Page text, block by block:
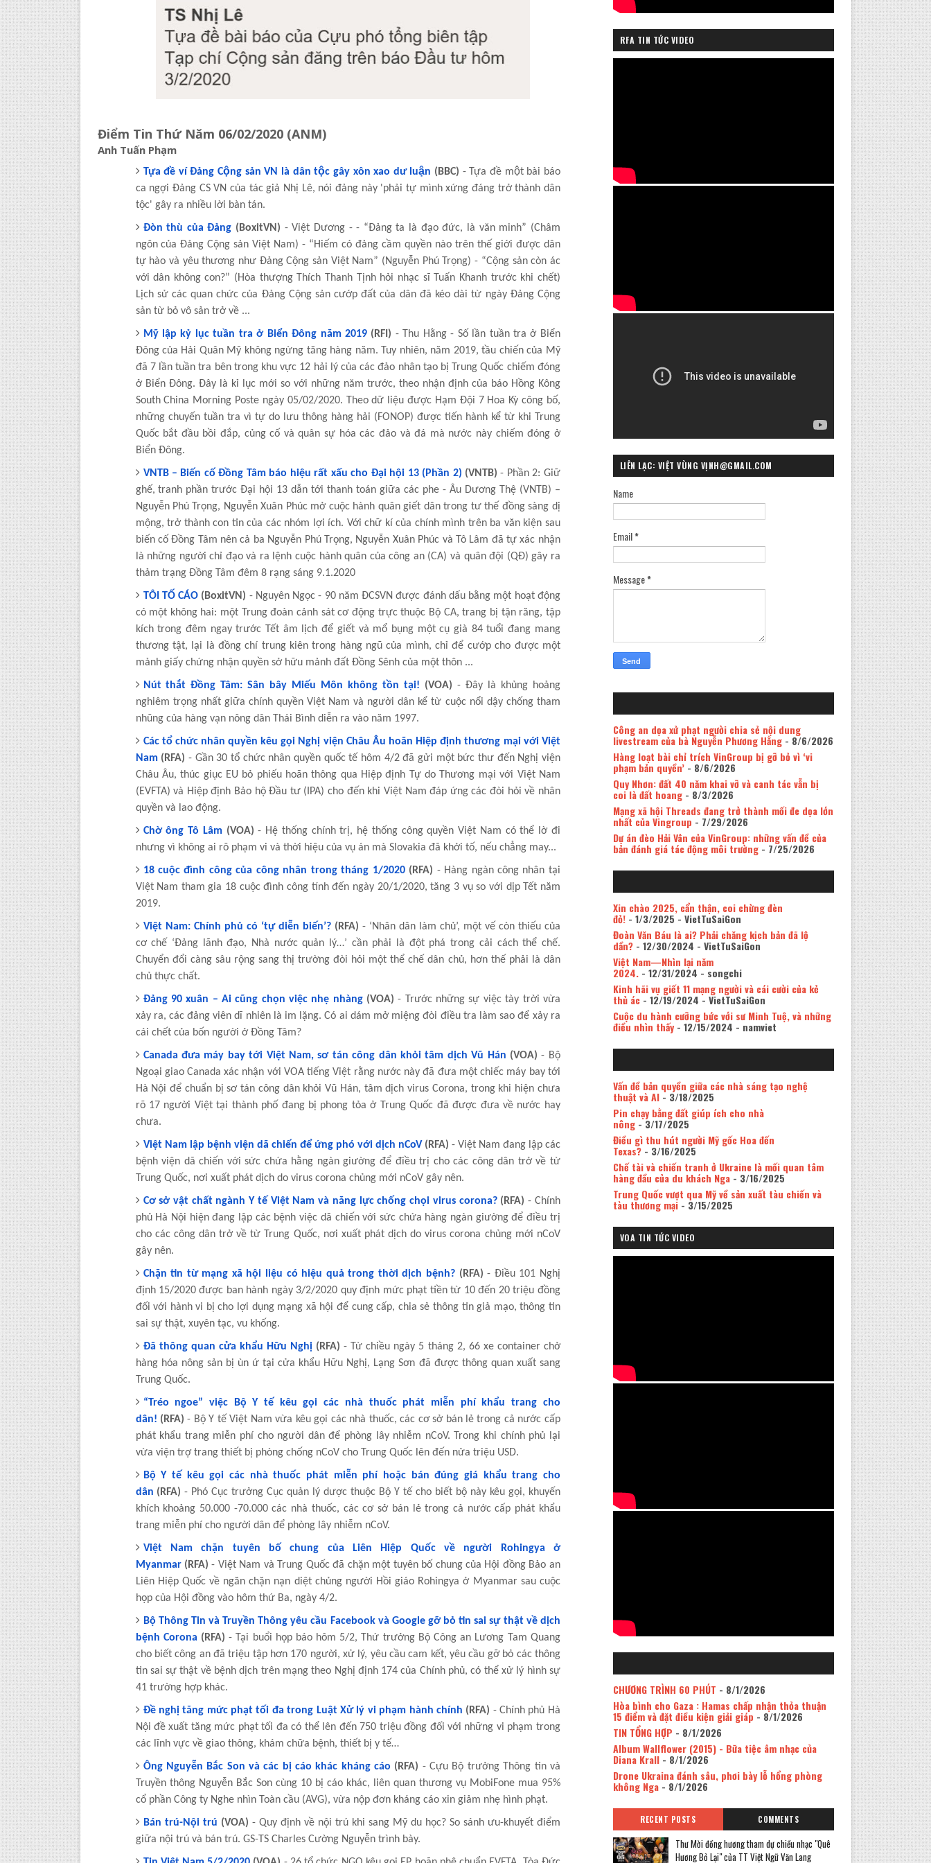
Điểm Tin Thứ Năm 06/02/2020 (ANM)
Anh Tuấn Phạm
Tựa đề ví Đảng Cộng sản VN là dân tộc gây xôn xao dư luận (BBC) - Tựa đề một bài báo
ca ngợi Đảng CS VN của tác giả Nhị Lê, nói đảng này 'phải tự mình xứng đáng trở thành dân
tộc' gây ra nhiều lời bàn tán.
Đòn thù của Đảng (BoxitVN) - Việt Dương - - “Đảng ta là đạo đức, là văn minh” (Châm
ngôn của Đảng Cộng sản Việt Nam) - “Hiếm có đảng cầm quyền nào trên thế giới được dân
tự hào và yêu thương như Đảng Cộng sản Việt Nam” (Nguyễn Phú Trọng) - “Cộng sản còn ác
với dân không con?” (Hòa thượng Thích Thanh Tịnh hỏi nhạc sĩ Tuấn Khanh trước khi chết)
Lịch sử các quan chức của Đảng Cộng sản cướp đất của dân đã kéo dài từ ngày Đảng Cộng
sản từ bỏ vô sản trở về ...
Mỹ lập kỷ lục tuần tra ở Biển Đông năm 2019(RFI) - Thu Hằng - Số lần tuần tra ở Biển
Đông của Hải Quân Mỹ không ngừng tăng hàng năm. Tuy nhiên, năm 2019, tầu chiến của Mỹ
đã 7 lần tuần tra bên trong khu vực 12 hải lý của các đảo nhân tạo bị Trung Quốc chiếm đóng
ở Biển Đông. Đây là kỉ lục mới so với những năm trước, theo nhận định của báo Hồng Kông
South China Morning Poste ngày 05/02/2020. Theo dữ liệu được Hạm Đội 7 Hoa Kỳ công bố,
những chuyến tuần tra vì tự do lưu thông hàng hải (FONOP) được tiến hành kể từ khi Trung
Quốc bắt đầu bồi đắp, củng cố và quân sự hóa các đảo và đá mà nước này chiếm đóng ở
Biển Đông.
VNTB – Biến cố Đồng Tâm báo hiệu rất xấu cho Đại hội 13 (Phần 2) (VNTB) - Phần 2: Giữ
ghế, tranh phần trước Đại hội 13 dẫn tới thanh toán giữa các phe - Âu Dương Thệ (VNTB) –
Nguyễn Phú Trọng, Nguyễn Xuân Phúc mở cuộc hành quân giết dân trong tư thế đồng sàng dị
mộng, trở thành con tin của các nhóm lợi ích. Với chữ kí của chính mình trên ba văn kiện sau
biến cố Đồng Tâm nên cả ba Nguyễn Phú Trọng, Nguyễn Xuân Phúc và Tô Lâm đã tự xác nhận
là những người chỉ đạo và ra lệnh cuộc hành quân của công an (CA) và quân đội (QĐ) gây ra
thảm trạng Đồng Tâm đêm 8 rạng sáng 9.1.2020
TÔI TỐ CÁO (BoxitVN) - Nguyên Ngọc - 90 năm ĐCSVN được đánh dấu bằng một hoạt động
có một không hai: một Trung đoàn cảnh sát cơ động trực thuộc Bộ CA, trang bị tận răng, tập
kích trong đêm ngay trước Tết âm lịch để giết và mổ bụng một cụ già 84 tuổi đang mang
thương tật, lại là đồng chí trung kiên trong hàng ngũ của mình, chỉ để cướp cho được một
mảnh giấy chứng nhận quyền sở hữu mảnh đất Đồng Sênh của một thôn ...
Nút thắt Đồng Tâm: Sân bây Miếu Môn không tồn tại! (VOA) - Đây là khủng hoảng
nghiêm trọng nhất giữa chính quyền Việt Nam và người dân kể từ cuộc nổi dậy chống tham
nhũng của hàng vạn nông dân Thái Bình diễn ra vào năm 1997.
Các tổ chức nhân quyền kêu gọi Nghị viện Châu Âu hoãn Hiệp định thương mại với Việt
Nam(RFA) - Gần 30 tổ chức nhân quyền quốc tế hôm 4/2 đã gửi một bức thư đến Nghị viện
Châu Âu, thúc giục EU bỏ phiếu hoãn thông qua Hiệp định Tự do Thương mại với Việt Nam
(EVFTA) và Hiệp định Bảo hộ Đầu tư (IPA) cho đến khi Việt Nam đáp ứng các đòi hỏi về nhân
quyền và lao động.
Chờ ông Tô Lâm(VOA) - Hệ thống chính trị, hệ thống công quyền Việt Nam có thể lờ đi
nhưng vì không ai rõ phạm vi và thời hiệu của vụ án mà Slovakia đã khởi tố, nếu chẳng may...
18 cuộc đình công của công nhân trong tháng 1/2020(RFA) - Hàng ngàn công nhân tại
Việt Nam tham gia 18 cuộc đình công tính đến ngày 20/1/2020, tăng 3 vụ so với dịp Tết năm
2019.
Việt Nam: Chính phủ có ‘tự diễn biến’?(RFA) - ‘Nhân dân làm chủ’, một vế còn thiếu của
cơ chế ‘Đảng lãnh đạo, Nhà nước quản lý…’ cần phải là đột phá trong cải cách thể chế.
Chuyển đổi càng sâu rộng sang thị trường đòi hỏi một thể chế dân chủ, hơn thế phải là dân
chủ thực chất.
Đảng 90 xuân – Ai cũng chọn việc nhẹ nhàng(VOA) - Trước những sự việc tày trời vừa
xảy ra, các đảng viên dĩ nhiên là im lặng. Có ai dám mở miệng đòi điều tra làm sao để xảy ra
cái chết của bốn người ở Đồng Tâm?
Canada đưa máy bay tới Việt Nam, sơ tán công dân khỏi tâm dịch Vũ Hán (VOA) - Bộ
Ngoại giao Canada xác nhận với VOA tiếng Việt rằng nước này đã đưa một chiếc máy bay tới
Hà Nội để chuẩn bị sơ tán công dân khỏi Vũ Hán, tâm dịch virus Corona, trong khi hiện chưa
rõ 17 người Việt tại thành phố đang bị phong tỏa ở Trung Quốc đã được đưa về nước hay
chưa.
Việt Nam lập bệnh viện dã chiến để ứng phó với dịch nCoV(RFA) - Việt Nam đang lập các
bệnh viện dã chiến với sức chứa hằng ngàn giường để điều trị cho các công dân trở về từ
Trung Quốc, nơi xuất phát dịch do virus corona chủng mới nCoV gây nên.
Cơ sở vật chất ngành Y tế Việt Nam và năng lực chống chọi virus corona?(RFA) - Chính
phủ Hà Nội hiện đang lập các bệnh việc dã chiến với sức chứa hàng ngàn giường để điều trị
cho các công dân trở về từ Trung Quốc, nơi xuất phát dịch do virus corona chủng mới nCoV
gây nên.
Chặn tin từ mạng xã hội liệu có hiệu quả trong thời dịch bệnh? (RFA) - Điều 101 Nghị
định 15/2020 được ban hành ngày 3/2/2020 quy định mức phạt tiền từ 10 đến 20 triệu đồng
đối với hành vi bị cho lợi dụng mạng xã hội để cung cấp, chia sẻ thông tin giả mạo, thông tin
sai sự thật, xuyên tạc, vu khống.
Đã thông quan cửa khẩu Hữu Nghị(RFA) - Từ chiều ngày 5 tháng 2, 66 xe container chở
hàng hóa nông sản bị ùn ứ tại cửa khẩu Hữu Nghị, Lạng Sơn đã được thông quan xuất sang
Trung Quốc.
“Tréo ngoe” việc Bộ Y tế kêu gọi các nhà thuốc phát miễn phí khẩu trang cho
dân! (RFA) - Bộ Y tế Việt Nam vừa kêu gọi các nhà thuốc, các cơ sở bán lẻ trong cả nước cấp
phát khẩu trang miễn phí cho người dân để phòng lây nhiễm nCoV. Trong khi chính phủ lại
vừa viện trợ trang thiết bị phòng chống nCoV cho Trung Quốc lên đến nửa triệu USD.
Bộ Y tế kêu gọi các nhà thuốc phát miễn phí hoặc bán đúng giá khẩu trang cho
dân (RFA) - Phó Cục trưởng Cục quản lý dược thuộc Bộ Y tế cho biết bộ này kêu gọi, khuyến
khích khoảng 50.000 -70.000 các nhà thuốc, các cơ sở bán lẻ trong cả nước cấp phát khẩu
trang miễn phí cho người dân để phòng lây nhiễm nCoV.
Việt Nam chặn tuyên bố chung của Liên Hiệp Quốc về người Rohingya ở
Myanmar(RFA) - Việt Nam và Trung Quốc đã chặn một tuyên bố chung của Hội đồng Bảo an
Liên Hiệp Quốc về ngăn chặn nạn diệt chủng người Hồi giáo Rohingya ở Myanmar sau cuộc
họp của Hội đồng vào hôm thứ Ba, ngày 4/2.
Bộ Thông Tin và Truyền Thông yêu cầu Facebook và Google gỡ bỏ tin sai sự thật về dịch
bệnh Corona (RFA) - Tại buổi họp báo hôm 5/2, Thứ trưởng Bộ Công an Lương Tam Quang
cho biết công an đã triệu tập hơn 170 người, xử lý, yêu cầu cam kết, yêu cầu gỡ bỏ các thông
tin sai sự thật về bệnh dịch trên mạng theo Nghị định 174 của Chính phủ, có thể xử lý hình sự
41 trường hợp khác.
Đề nghị tăng mức phạt tối đa trong Luật Xử lý vi phạm hành chính (RFA) - Chính phủ Hà
Nội đề xuất tăng mức phạt tối đa có thể lên đến 750 triệu đồng đối với những vi phạm trong
các lĩnh vực về giao thông, khám chữa bệnh, thiết bị y tế…
Ông Nguyễn Bắc Son và các bị cáo khác kháng cáo (RFA) - Cựu Bộ trưởng Thông tin và
Truyền thông Nguyễn Bắc Son cùng 10 bị cáo khác, liên quan thương vụ MobiFone mua 95%
cổ phần Công ty Nghe nhìn Toàn cầu (AVG), vừa nộp đơn kháng cáo xin giảm nhẹ hình phạt.
Bán trú-Nội trú (VOA) - Quy định về nội trú khi sang Mỹ du học? So sánh ưu-khuyết điểm
giữa nội trú và bán trú. GS-TS Charles Cường Nguyễn trình bày.
RFA TIN TỨC VIDEO
LIÊN LẠC: VIỆT VÙNG VỊNH@GMAIL.COM
Name
Email*
Message*
Công an dọa xử phạt người chia sẻ nội dung
livestream của bà Nguyễn Phương Hằng- 8/6/2026
Hàng loạt bài chỉ trích VinGroup bị gỡ bỏ vì ‘vi
phạm bản quyền’- 8/6/2026
Quy Nhơn: đất 40 năm khai vỡ và canh tác vẫn bị
coi là đất hoang- 8/3/2026
Mạng xã hội Threads đang trở thành mối đe dọa lớn
nhất của Vingroup - 7/29/2026
Dự án đèo Hải Vân của VinGroup: những vấn đề của
bản đánh giá tác động môi trường- 7/25/2026
Xin chào 2025, cẩn thận, coi chừng đèn
đỏ!- 1/3/2025 - VietTuSaiGon
Đoàn Văn Báu là ai? Phải chăng kịch bản đã lộ
dần?- 12/30/2024 - VietTuSaiGon
Việt Nam—Nhìn lại năm
2024.- 12/31/2024 - songchi
Kinh hãi vụ giết 11 mạng người và cái cười của kẻ
thủ ác- 12/19/2024 - VietTuSaiGon
Cuộc du hành cưỡng bức với sư Minh Tuệ, và những
điều nhìn thấy- 12/15/2024 - namviet
Vấn đề bản quyền giữa các nhà sáng tạo nghệ
thuật và AI- 3/18/2025
Pin chạy bằng đất giúp ích cho nhà
nông- 3/17/2025
Điều gì thu hút người Mỹ gốc Hoa đến
Texas?- 3/16/2025
Chế tài và chiến tranh ở Ukraine là mối quan tâm
hàng đầu của du khách Nga- 3/16/2025
Trung Quốc vượt qua Mỹ về sản xuất tàu chiến và
tàu thương mại- 3/15/2025
VOA TIN TỨC VIDEO
CHƯƠNG TRÌNH 60 PHÚT - 8/1/2026
Hòa bình cho Gaza : Hamas chấp nhận thỏa thuận
15 điểm và đặt điều kiện giải giáp - 8/1/2026
TIN TỔNG HỢP - 8/1/2026
Album Wallflower (2015) - Bữa tiệc âm nhạc của
Diana Krall- 8/1/2026
Drone Ukraina đánh sâu, phơi bày lỗ hổng phòng
không Nga- 8/1/2026
RECENT POSTS COMMENTS
Thư Mời đồng hương tham dự chiều nhạc "Quê
Hương Bỏ Lại" của TT Việt Ngữ Văn Lang